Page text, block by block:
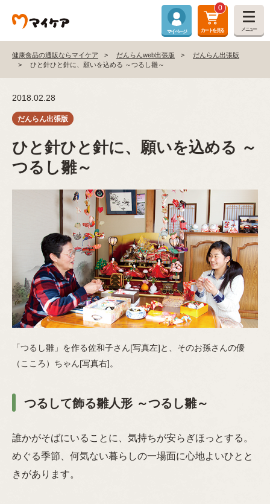
マイページ
0
カートを見る メニュー
健康食品の通販ならマイケア だんらんweb出張版
だんらん出張版
ひと針ひと針に、願いを込める ～つるし雛～
2018.02.28
ひと針ひと針に、願いを込める ～
つるし雛～
「つるし雛」を作る佐和子さん[写真左]と、そのお孫さんの優
（こころ）ちゃん[写真右]。
つるして飾る雛人形 ～つるし雛～
誰かがそばにいることに、気持ちが安らぎほっとする。
めぐる季節、何気ない暮らしの一場面に心地よいひとと
きがあります。